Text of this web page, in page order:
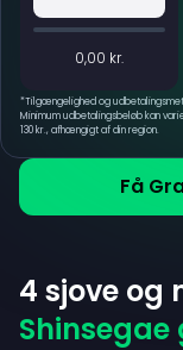
Få
0,00 kr.
*Tilgængelighed og
Minimum udbetalingsbeløb kan
130 kr., afhængigt af din region.
4 sjove og